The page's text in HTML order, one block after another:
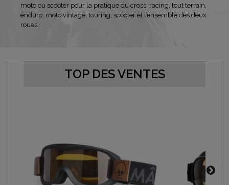
moto ou scooter pour la pratique du cross, racing, tout terrain,
enduro, moto vintage, touring, scooter et l’ensemble des deux
roues.
TOP DES VENTES